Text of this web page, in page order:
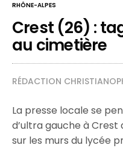
RHÔNE-ALPES
Crest (26) :
au cimetière
RÉDACTION
La presse locale se
d’ultra gauche à
sur les murs du lycée